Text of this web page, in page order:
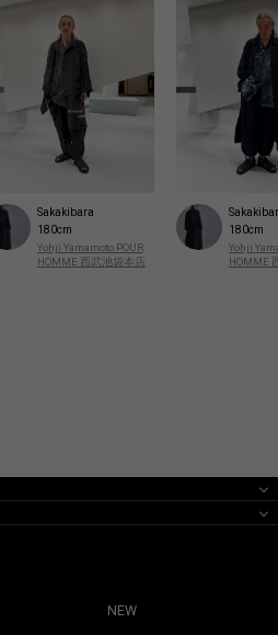
Sakakibara
180cm
Yohji Yamamoto POUR
HOMME 西武池袋本店
180cm
Yohji
HOMME
NEW